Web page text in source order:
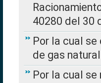
40280 del 30
Por la cual
de gas natural
Por la cual se